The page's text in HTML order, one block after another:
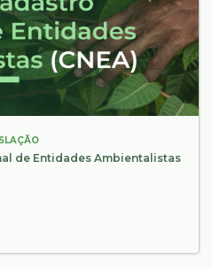
de Entidades Ambientalistas